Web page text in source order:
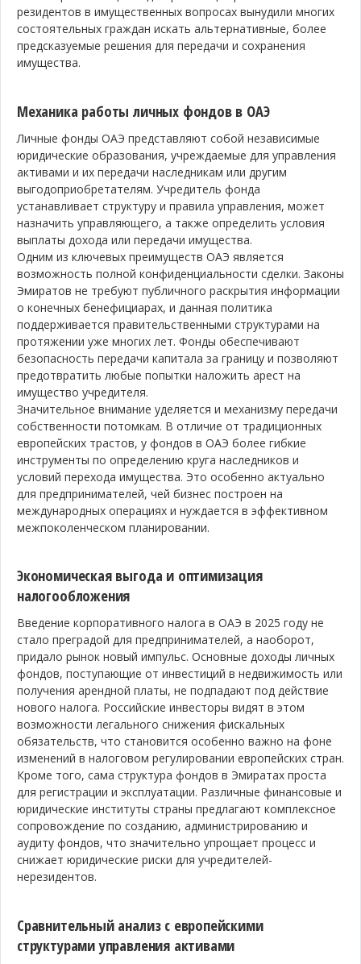
резидентов в имущественных вопросах вынудили многих
состоятельных граждан искать альтернативные, более
предсказуемые решения для передачи и сохранения
имущества.
Механика работы личных фондов в ОАЭ
Личные фонды ОАЭ представляют собой независимые
юридические образования, учреждаемые для управления
активами и их передачи наследникам или другим
выгодоприобретателям. Учредитель фонда
устанавливает структуру и правила управления, может
назначить управляющего, а также определить условия
выплаты дохода или передачи имущества.
Одним из ключевых преимуществ ОАЭ является
возможность полной конфиденциальности сделки. Законы
Эмиратов не требуют публичного раскрытия информации
о конечных бенефициарах, и данная политика
поддерживается правительственными структурами на
протяжении уже многих лет. Фонды обеспечивают
безопасность передачи капитала за границу и позволяют
предотвратить любые попытки наложить арест на
имущество учредителя.
Значительное внимание уделяется и механизму передачи
собственности потомкам. В отличие от традиционных
европейских трастов, у фондов в ОАЭ более гибкие
инструменты по определению круга наследников и
условий перехода имущества. Это особенно актуально
для предпринимателей, чей бизнес построен на
международных операциях и нуждается в эффективном
межпоколенческом планировании.
Экономическая выгода и оптимизация
налогообложения
Введение корпоративного налога в ОАЭ в 2025 году не
стало преградой для предпринимателей, а наоборот,
придало рынок новый импульс. Основные доходы личных
фондов, поступающие от инвестиций в недвижимость или
получения арендной платы, не подпадают под действие
нового налога. Российские инвесторы видят в этом
возможности легального снижения фискальных
обязательств, что становится особенно важно на фоне
изменений в налоговом регулировании европейских стран.
Кроме того, сама структура фондов в Эмиратах проста
для регистрации и эксплуатации. Различные финансовые и
юридические институты страны предлагают комплексное
сопровождение по созданию, администрированию и
аудиту фондов, что значительно упрощает процесс и
снижает юридические риски для учредителей-
нерезидентов.
Сравнительный анализ с европейскими
структурами управления активами